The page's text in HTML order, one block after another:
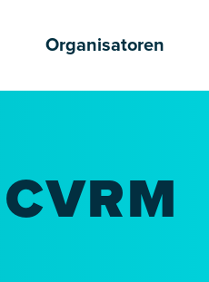
Organisatoren